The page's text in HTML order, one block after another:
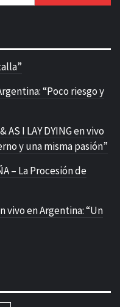
“Poco riesgo y
AS I LAY DYING en vivo
y una misma pasión”
– La Procesión de
vivo en Argentina: “Un